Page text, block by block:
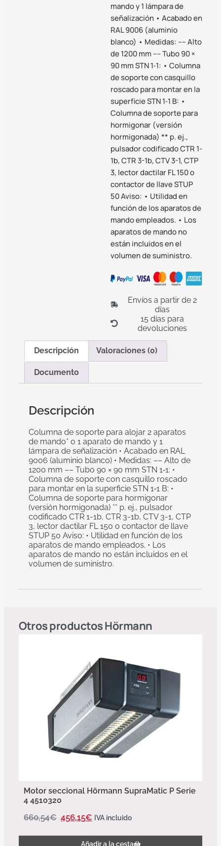
mando y 1 lámpara de
señalización • Acabado en
RAL 9006 (aluminio
blanco) • Medidas: –– Alto
de 1200 mm –– Tubo 90 ×
90 mm STN 1‑1: • Columna
de soporte con casquillo
roscado para montar en la
superficie STN 1‑1 B: •
Columna de soporte para
hormigonar (versión
hormigonada) ** p. ej.,
pulsador codificado CTR 1-
1b, CTR 3-1b, CTV 3-1, CTP
3, lector dactilar FL 150 o
contactor de llave STUP
50 Aviso: • Utilidad en
función de los aparatos de
mando empleados. • Los
aparatos de mando no
están incluidos en el
volumen de suministro.
Envíos a partir de 2
días
15 días para
devoluciones
Descripción Valoraciones (0)
Documento
Descripción
Columna de soporte para alojar 2 aparatos
de mando* o 1 aparato de mando y 1
lámpara de señalización • Acabado en RAL
9006 (aluminio blanco) • Medidas: –– Alto de
1200 mm –– Tubo 90 × 90 mm STN 1‑1: •
Columna de soporte con casquillo roscado
para montar en la superficie STN 1‑1 B: •
Columna de soporte para hormigonar
(versión hormigonada) ** p. ej., pulsador
codificado CTR 1-1b, CTR 3-1b, CTV 3-1, CTP
3, lector dactilar FL 150 o contactor de llave
STUP 50 Aviso: • Utilidad en función de los
aparatos de mando empleados. • Los
aparatos de mando no están incluidos en el
volumen de suministro.
Otros productosHörmann
Motor seccional Hörmann SupraMatic P Serie
4 4510320
660,54€ 456,15€ IVA incluido
Añadir a la cesta